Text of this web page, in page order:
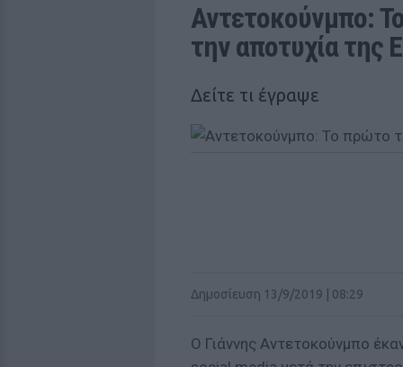
Αντετοκούνμπο:
την αποτυχία της
Δείτε τι έγραψε
Δημοσίευση 13/9/2019 | 08:29
Ο Γιάννης Αντετοκούνμπο